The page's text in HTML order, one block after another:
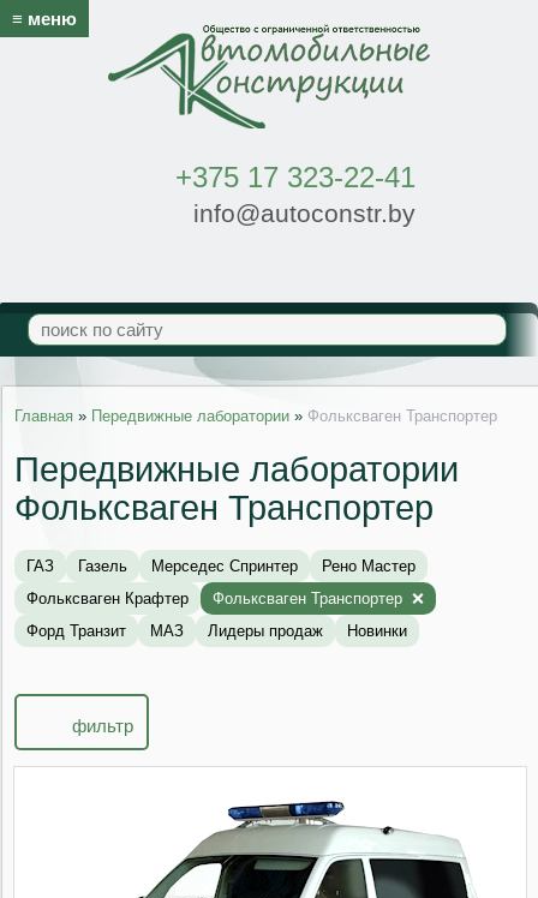
≡ меню
+375 17 323-22-41
info@autoconstr.by
Главная » Передвижные лаборатории » Фольксваген Транспортер
Передвижные лаборатории
Фольксваген Транспортер
ГАЗ Газель Мерседес Спринтер
Рено Мастер
Фольксваген Крафтер
Фольксваген Транспортер
Форд Транзит
МАЗ Лидеры продаж Новинки
фильтр